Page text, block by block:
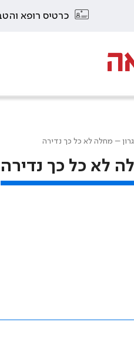
כרטיס רופא
– מחלה לא כל כך נדירה
לא כל כך נדירה